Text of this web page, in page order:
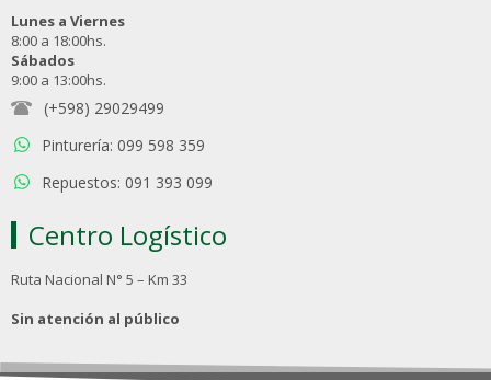
Lunes a Viernes
8:00 a 18:00hs.
Sábados
9:00 a 13:00hs.
(+598) 29029499
Pinturería: 099 598 359
Repuestos: 091 393 099
Centro Logístico
Ruta Nacional N° 5 – Km 33
Sin atención al público